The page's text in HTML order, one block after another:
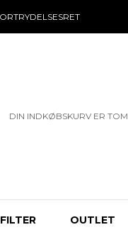
DIN INDKØBSKURV ER TOM
OUTLET